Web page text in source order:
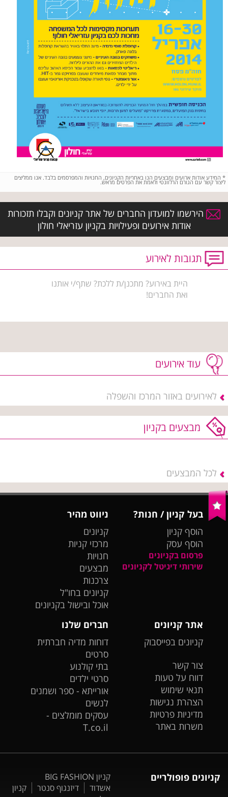
* המידע אודות ארועים ומבצעים הנו באחריות הקניונים, החנויות והמפרסמים בלבד. אנו ממליצים
ליצור קשר עם הגורם הרלוונטי ולאמת את הפרטים מראש.
הירשמו למועדון החברים של אתר קניונים וקבלו תזכורות
אודות אירועים ופעילויות בקניון עזריאלי חולון
תגובות לאירוע
היית באירוע? מתכנן/ת ללכת? שתף/י אותנו
ואת החברים!
עוד אירועים
לאירועים באזור המרכז והשפלה
מבצעים בקניון
לכל המבצעים
בעל קניון / חנות?
הוסף קניון
הוסף עסק
פרסום בקניונים
שירותי דיגיטל לקניונים
ניווט מהיר
קניונים
מרכזי קניות
חנויות
מבצעים
צרכנות
קניונים בחו"ל
אוכל ובישול בקניונים
אתר קניונים
קניונים בפייסבוק
צור קשר
דווח על טעות
תנאי שימוש
הצהרת נגישות
מדיניות פרטיות
משרות באתר
חברים שלנו
דוחות מדיה חברתית
סרטים
בתי קולנוע
סרטי ילדים
אורייתא - ספר ושמנים
לנשים
עסקים מומלצים -
T.co.il
קניונים פופולריים
קניון BIG FASHION
אשדוד
דיזנגוף סנטר
קניון